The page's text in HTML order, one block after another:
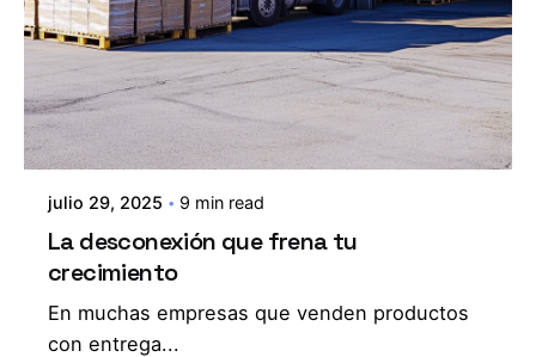
julio 29, 2025 9 min read
La desconexión que frena tu
crecimiento
En muchas empresas que venden productos
con entrega...